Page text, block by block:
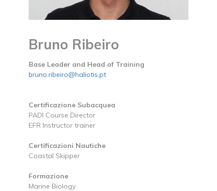
Bruno Ribeiro
Base Leader and Head of Training
bruno.ribeiro@haliotis.pt
Certificazione Subacquea
PADI Course Director
EFR Instructor trainer
Certificazioni Nautiche
Coastal Skipper
Formazione
Marine Biology